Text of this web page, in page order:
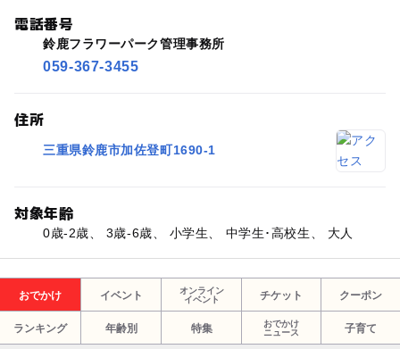
電話番号
鈴鹿フラワーパーク管理事務所
059-367-3455
住所
三重県鈴鹿市加佐登町1690-1
対象年齢
0歳-2歳、 3歳-6歳、 小学生、 中学生･高校生、 大人
おでかけ イベント
オンライン
イベント
チケット クーポン
ランキング 年齢別 特集
おでかけ
ニュース
子育て